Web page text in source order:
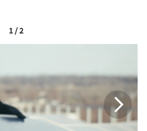
1 / 2